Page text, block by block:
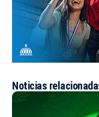
Noticias